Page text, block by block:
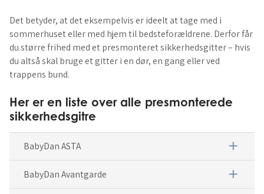
Det betyder, at det eksempelvis er ideelt at tage med i
sommerhuset eller med hjem til bedsteforældrene. Derfor får
du større frihed med et presmonteret sikkerhedsgitter – hvis
du altså skal bruge et gitter i en dør, en gang eller ved
trappens bund.
Her er en liste over alle presmonterede
sikkerhedsgitre
BabyDan ASTA add
BabyDan Avantgarde add